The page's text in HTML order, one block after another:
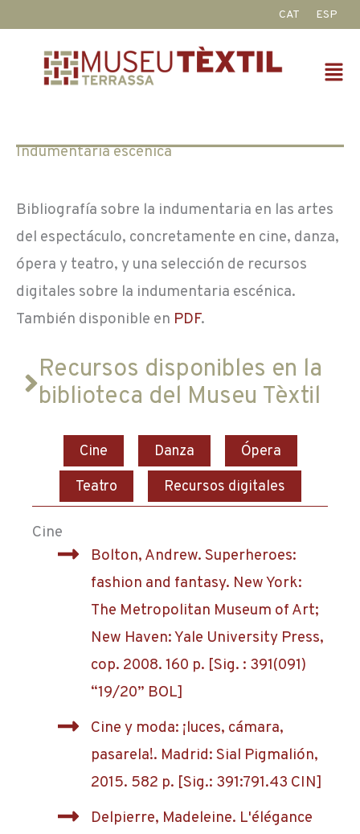
contenido
CAT ESP
Indumentaria escénica
Bibliografía sobre la indumentaria en las artes
del espectáculo, concretamente en cine, danza,
ópera y teatro, y una selección de recursos
digitales sobre la indumentaria escénica.
También disponible en PDF.
Recursos disponibles en la
biblioteca del Museu Tèxtil
Cine Danza
Ópera
Teatro
Recursos digitales
Cine
Bolton, Andrew. Superheroes:
fashion and fantasy. New York:
The Metropolitan Museum of Art;
New Haven: Yale University Press,
cop. 2008. 160 p. [Sig. : 391(091)
“19/20” BOL]
Cine y moda: ¡luces, cámara,
pasarela!. Madrid: Sial Pigmalión,
2015. 582 p. [Sig.: 391:791.43 CIN]
Delpierre, Madeleine. L'élégance